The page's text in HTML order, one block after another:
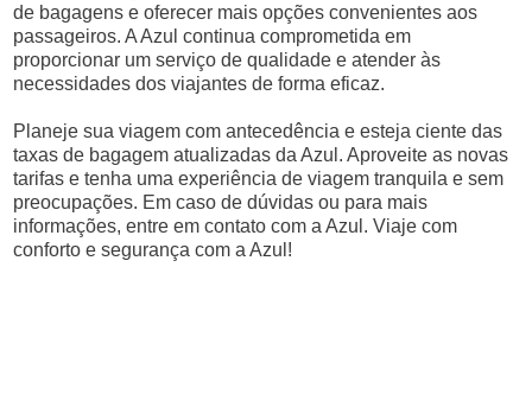
de bagagens e oferecer mais opções convenientes aos
passageiros. A Azul continua comprometida em
proporcionar um serviço de qualidade e atender às
necessidades dos viajantes de forma eficaz.
Planeje sua viagem com antecedência e esteja ciente das
taxas de bagagem atualizadas da Azul. Aproveite as novas
tarifas e tenha uma experiência de viagem tranquila e sem
preocupações. Em caso de dúvidas ou para mais
informações, entre em contato com a Azul. Viaje com
conforto e segurança com a Azul!